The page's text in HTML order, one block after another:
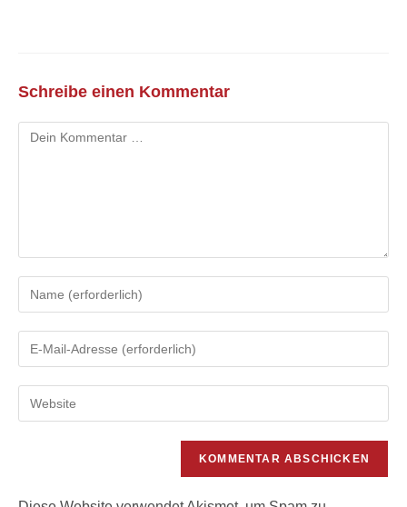
Schreibe einen Kommentar
Kommentar
deinen
oder
Kommentieren
ein
deine
Mail-
deine